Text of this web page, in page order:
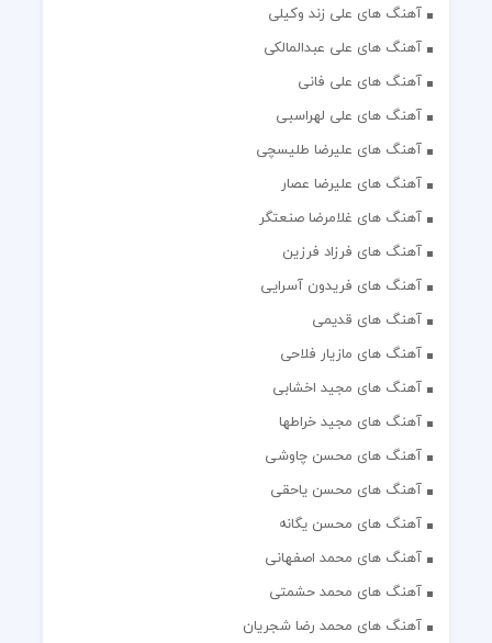
آهنگ های علی زند وکیلی
آهنگ های علی عبدالمالکی
آهنگ های علی فانی
آهنگ های علی لهراسبی
آهنگ های علیرضا طلیسچی
آهنگ های علیرضا عصار
آهنگ های غلامرضا صنعتگر
آهنگ های فرزاد فرزین
آهنگ های فریدون آسرایی
آهنگ های قدیمی
آهنگ های مازیار فلاحی
آهنگ های مجید اخشابی
آهنگ های مجید خراطها
آهنگ های محسن چاوشی
آهنگ های محسن یاحقی
آهنگ های محسن یگانه
آهنگ های محمد اصفهانی
آهنگ های محمد حشمتی
آهنگ های محمد رضا شجریان